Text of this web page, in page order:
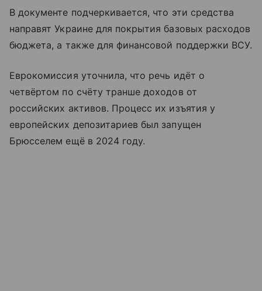
В документе подчеркивается, что эти средства
направят Украине для покрытия базовых расходов
бюджета, а также для финансовой поддержки ВСУ.
Еврокомиссия уточнила, что речь идёт о
четвёртом по счёту транше доходов от
российских активов. Процесс их изъятия у
европейских депозитариев был запущен
Брюсселем ещё в 2024 году.